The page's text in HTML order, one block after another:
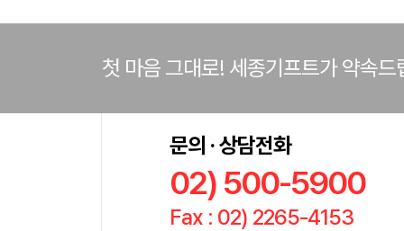
첫 마음 그대로! 세종기프트가 약속드
문의 · 상담전화
02) 500-5900
Fax : 02) 2265-4153